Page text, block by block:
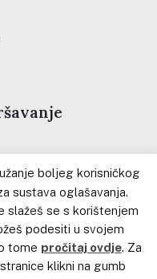
boljeg korisničkog
sustava oglašavanja.
slažeš se s korištenjem
podesiti u svojem
tome pročitaj ovdje. Za
klikni na gumb